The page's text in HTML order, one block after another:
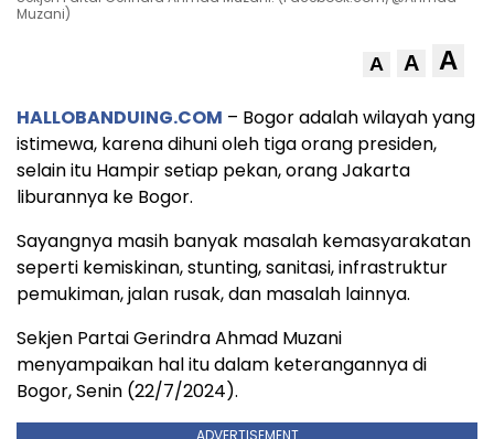
Muzani)
A A A
HALLOBANDUING.COM – Bogor adalah wilayah yang
istimewa, karena dihuni oleh tiga orang presiden,
selain itu Hampir setiap pekan, orang Jakarta
liburannya ke Bogor.
Sayangnya masih banyak masalah kemasyarakatan
seperti kemiskinan, stunting, sanitasi, infrastruktur
pemukiman, jalan rusak, dan masalah lainnya.
Sekjen Partai Gerindra Ahmad Muzani
menyampaikan hal itu dalam keterangannya di
Bogor, Senin (22/7/2024).
ADVERTISEMENT